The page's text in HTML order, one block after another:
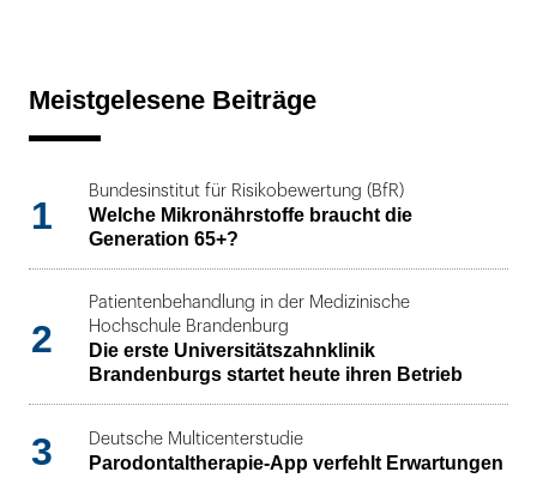
Meistgelesene Beiträge
1
Bundesinstitut für Risikobewertung (BfR)
Welche Mikronährstoffe braucht die
Generation 65+?
2
Patientenbehandlung in der Medizinische
Hochschule Brandenburg
Die erste Universitätszahnklinik
Brandenburgs startet heute ihren Betrieb
3 Deutsche Multicenterstudie
Parodontaltherapie-App verfehlt Erwartungen